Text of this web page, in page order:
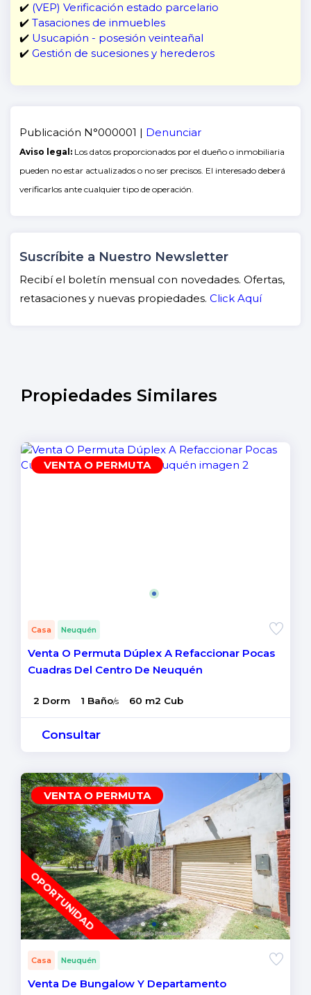
✔️ (VEP) Verificación estado parcelario
✔️ Tasaciones de inmuebles
✔️ Usucapión - posesión veinteañal
✔️ Gestión de sucesiones y herederos
Publicación N°000001 | Denunciar
Aviso legal:Los datos proporcionados por el dueño o inmobiliaria
pueden no estar actualizados o no ser precisos. El interesado deberá
verificarlos ante cualquier tipo de operación.
Suscríbite a Nuestro Newsletter
Recibí el boletín mensual con novedades. Ofertas,
retasaciones y nuevas propiedades. Click Aquí
Propiedades Similares
VENTA O PERMUTA
Casa Neuquén
Venta O Permuta Dúplex A Refaccionar Pocas
Cuadras Del Centro De Neuquén
2 Dorm 1 Baño/s 60 m2 Cub
Consultar
VENTA O PERMUTA
OPORTUNIDAD
Casa Neuquén
Venta De Bungalow Y Departamento